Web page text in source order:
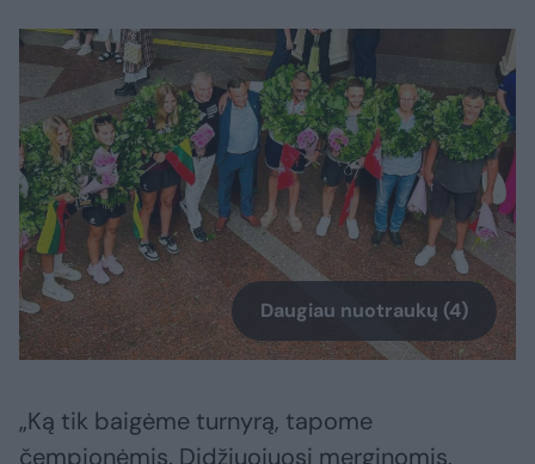
Daugiau nuotraukų (4)
„Ką tik baigėme turnyrą, tapome
čempionėmis. Didžiuojuosi merginomis,